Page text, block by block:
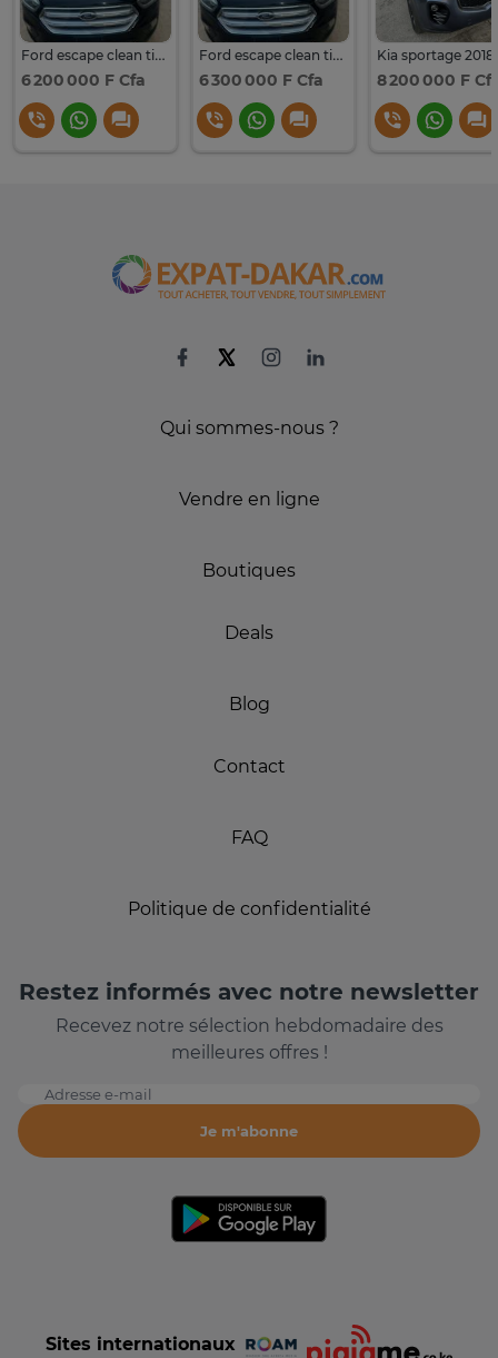
Ford escape clean title
6 200 000 F Cfa
Ford escape clean title 2017
6 300 000 F Cfa 8 200 000 F
Qui sommes-nous ?
Vendre en ligne
Boutiques
Deals
Blog
Contact
FAQ
Politique de confidentialité
Restez informés avec notre newsletter
Recevez notre sélection hebdomadaire des
meilleures offres !
Adresse e-mail
Je m'abonne
Sites internationaux